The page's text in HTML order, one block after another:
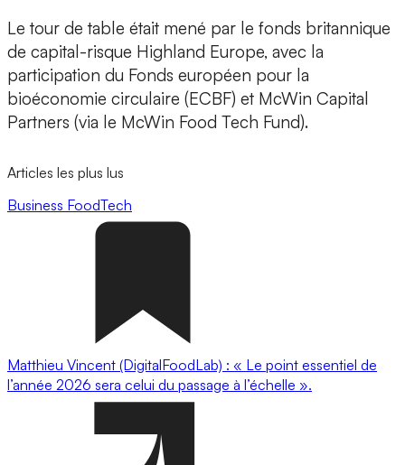
Le tour de table était mené par le fonds britannique
de capital-risque Highland Europe, avec la
participation du Fonds européen pour la
bioéconomie circulaire (ECBF) et McWin Capital
Partners (via le McWin Food Tech Fund).
Articles les plus lus
Business FoodTech
Matthieu Vincent (DigitalFoodLab) : « Le point essentiel de
l’année 2026 sera celui du passage à l’échelle ».